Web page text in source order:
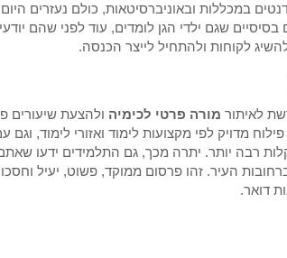
במכללות ובאוניברסיטאות, כולם נעזרים
בסיסיים שגם ילדי הגן לומדים, עוד לפני שהם
לקוחות ולהתחיל לייצר הכנסה.
לאיתור מורה פרטי לכימיה ולהצעת שיעורים
מדויק לפי מקצועות לימוד ואזורי לימוד,
רבה יותר. יתרה מכך, גם התלמידים ידעו
העיר. זהו פרסום ממוקד, פשוט, יעיל
דואר.